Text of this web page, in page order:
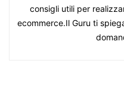
consigli utili per
ecommerce.Il Guru ti